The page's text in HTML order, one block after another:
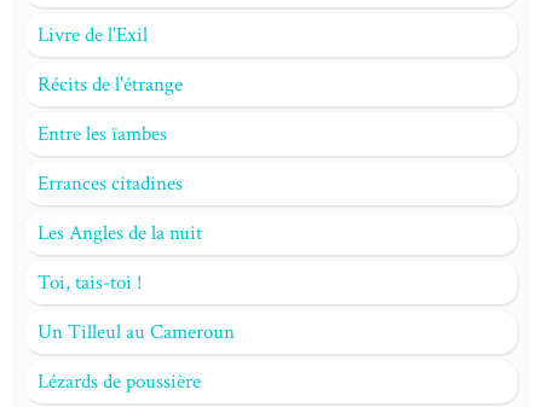
Livre de l'Exil
Récits de l'étrange
Entre les ïambes
Errances citadines
Les Angles de la nuit
Toi, tais-toi !
Un Tilleul au Cameroun
Lézards de poussière